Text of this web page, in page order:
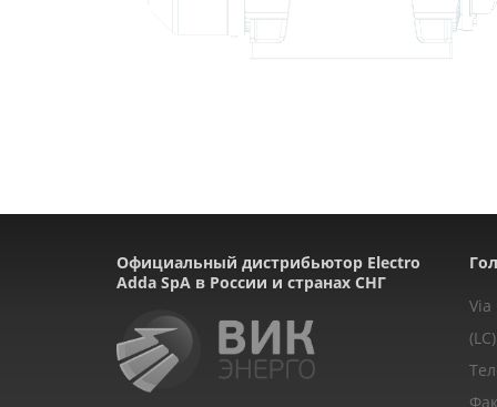
Официальный дистрибьютор Electro
Adda SpA в России и странах СНГ
Via